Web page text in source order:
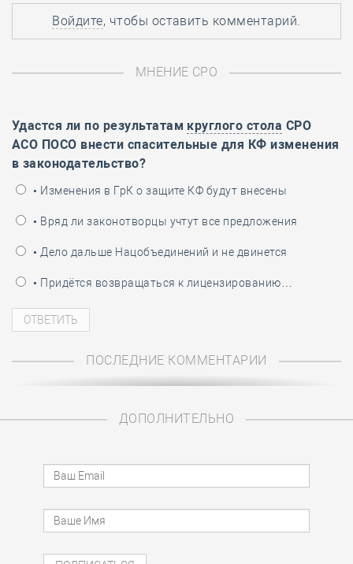
Войдите, чтобы оставить комментарий.
МНЕНИЕ СРО
Удастся ли по результатам круглого стола СРО
АСО ПОСО внести спасительные для КФ изменения
в законодательство?
• Изменения в ГрК о защите КФ будут внесены
• Вряд ли законотворцы учтут все предложения
• Дело дальше Нацобъединений и не двинется
• Придётся возвращаться к лицензированию…
ПОСЛЕДНИЕ КОММЕНТАРИИ
ДОПОЛНИТЕЛЬНО